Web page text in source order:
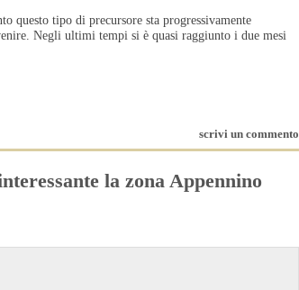
questo tipo di precursore sta progressivamente
Negli ultimi tempi si è quasi raggiunto i due mesi
scrivi un commento
la zona Appennino